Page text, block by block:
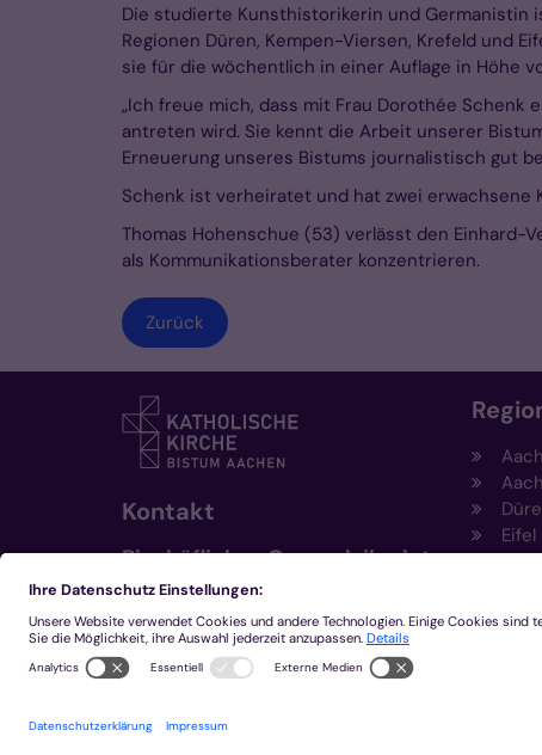
Die studierte Kunsthistorikerin und Germanistin
Regionen Düren, Kempen-Viersen, Krefeld und
sie für die wöchentlich in einer Auflage in Höhe
„Ich freue mich, dass mit Frau Dorothée
antreten wird. Sie kennt die Arbeit unserer
Erneuerung unseres Bistums journalistisch gut
Schenk ist verheiratet und hat zwei erwachsene
Thomas Hohenschue (53) verlässt den Einhard-
als Kommunikationsberater konzentrieren.
Zurück
Kontakt
Bischöfliches Generalvikariat
Aachen
+49 241 452-0
kommunikation@bistum-
aachen.de
Eifel